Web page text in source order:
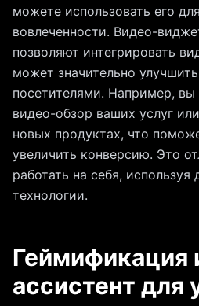
можете использовать его
вовлеченности. Видео-
позволяют интегрировать
может значительно
посетителями. Например, вы
видео-обзор ваших услуг
новых продуктах, что
увеличить конверсию. Это
работать на себя, используя
технологии.
Геймификация
ассистент для